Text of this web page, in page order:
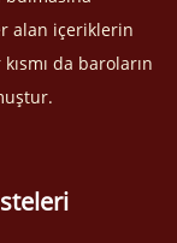
alan içeriklerin
da baroların